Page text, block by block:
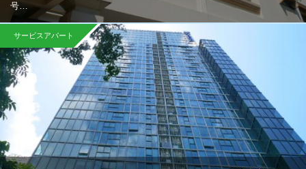
号…
サービスアパート